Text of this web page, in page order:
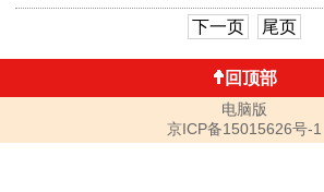
下一页 尾页
回顶部
电脑版
京ICP备15015626号-1